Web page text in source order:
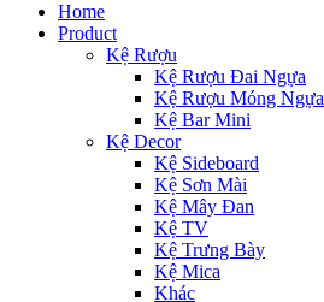
Home
Product
Kệ Rượu
Kệ Rượu Đai Ngựa
Kệ Rượu Móng Ngựa
Kệ Bar Mini
Kệ Decor
Kệ Sideboard
Kệ Sơn Mài
Kệ Mây Đan
Kệ TV
Kệ Trưng Bày
Kệ Mica
Khác